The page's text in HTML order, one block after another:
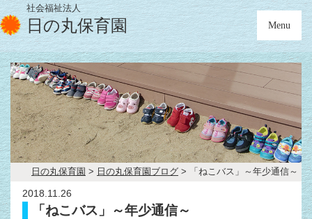
社会福祉法人
日の丸保育園 Menu
日の丸保育園 > 日の丸保育園ブログ > 「ねこバス」～年少通信～
2018.11.26
「ねこバス」～年少通信～